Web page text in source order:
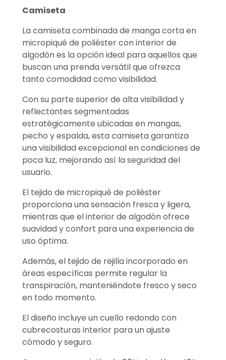
Camiseta
La camiseta combinada de manga corta en
micropiqué de poliéster con interior de
algodón es la opción ideal para aquellos que
buscan una prenda versátil que ofrezca
tanto comodidad como visibilidad.
Con su parte superior de alta visibilidad y
reflectantes segmentadas
estratégicamente ubicadas en mangas,
pecho y espalda, esta camiseta garantiza
una visibilidad excepcional en condiciones de
poca luz, mejorando así la seguridad del
usuario.
El tejido de micropiqué de poliéster
proporciona una sensación fresca y ligera,
mientras que el interior de algodón ofrece
suavidad y confort para una experiencia de
uso óptima.
Además, el tejido de rejilla incorporado en
áreas específicas permite regular la
transpiración, manteniéndote fresco y seco
en todo momento.
El diseño incluye un cuello redondo con
cubrecosturas interior para un ajuste
cómodo y seguro.